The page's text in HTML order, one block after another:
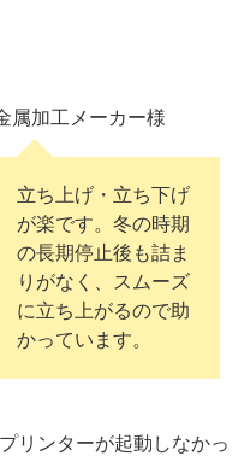
属加工メーカー様
立ち上げ・立ち下げ
が楽です。冬の時期
の長期停止後も詰ま
りがなく、スムーズ
に立ち上がるので助
かっています。
リンターが起動しなかっ